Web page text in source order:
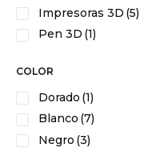
Impresoras 3D (5)
Pen 3D (1)
COLOR
Dorado (1)
Blanco (7)
Negro (3)